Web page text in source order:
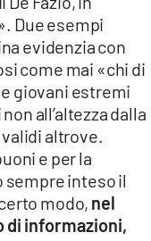
Due esempi
evidenzia con
come mai «chi di
giovani estremi
all’altezza dalla
altrove.
e per la
sempre inteso il
modo, nel
di informazioni,